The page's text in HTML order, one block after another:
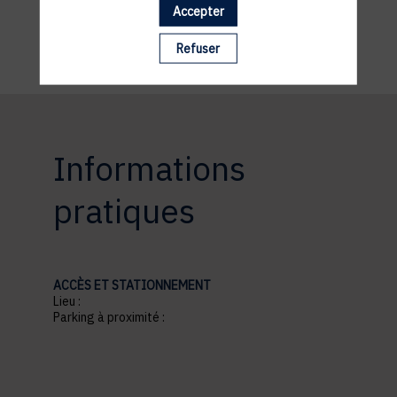
Informations
pratiques
ACCÈS ET STATIONNEMENT
Lieu :
Parking à proximité :
Accepter
Refuser